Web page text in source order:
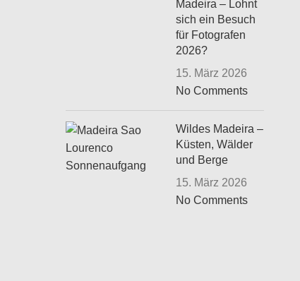
Madeira – Lohnt
sich ein Besuch
für Fotografen
2026?
15. März 2026
No Comments
Wildes Madeira –
Küsten, Wälder
und Berge
15. März 2026
No Comments